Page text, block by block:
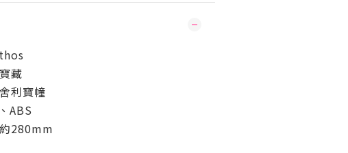
藏
利寶幢
ABS
280mm